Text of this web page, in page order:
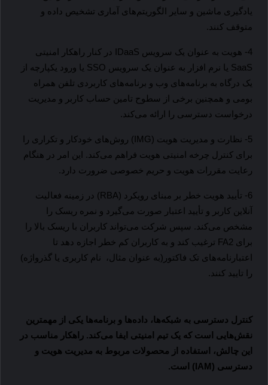
متوقف کنند.
4- هویت به عنوان یک سرویس IDaaS
در کنار راهکار امنیتی
SaaS یا نرم افزار به عنوان یک سرویس SSO
درخواست دسترسی را ارائه می‌کند.
5- نظارت و مدیریت هویت ( IMG
رعایت مقررات هویت و حریم خصوصی ضرورت دارد.
6- تأیید هویت خطر بر مبنای رویکرد ( RBA ) در زمینه فعالیت
آنلاین کاربر و تأیید اعتبار صورت می‌گیرد و نمره ریسک را
مشخص می‌کند. سپس شرکت می‌تواند کاربران با ریسک بالا را
برای 2
FA ترغیب کند و به کاربران کم خطر اجازه دهد تا
اعتبارنامه‌های تک فاکتور(به عنوان مثال، نام کاربری یا گذرواژه)
را تایید کنند.
کنترل دسترسی به شبکه‌ها، داده‌ها و برنامه‌ها یکی از مهمترین
نقش‌هایی است که یک تیم امنیتی ایفا می‌کند. راهکار مناسب در
این چالش، استفاده از محصولات مربوط به مدیریت هویت و
دسترسی ( IAM ) است.